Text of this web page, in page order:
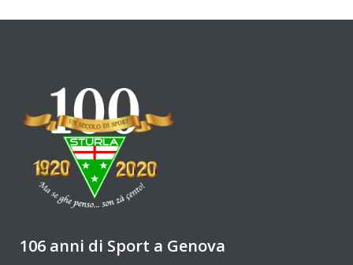
106 anni di Sport a Genova